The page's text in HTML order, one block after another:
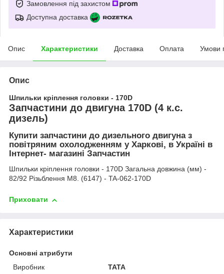
Замовлення під захистом
Доступна доставка
Опис Характеристики Доставка Оплата Умови
Опис
Шпильки кріплення головки - 170D
Запчастини до двигуна 170D (4 к.с.
дизель)
Купити запчастини до дизельного двигуна з
повітряним охолодженням у Харкові, в Україні в
Інтернет- магазині Запчастин
Шпильки кріплення головки - 170D Загальна довжина (мм) -
82/92 Різьблення М8. (6147) - TA-062-170D
Приховати
Характеристики
Основні атрибути
Виробник
TATA